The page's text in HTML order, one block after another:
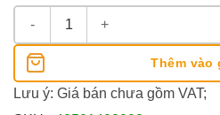
Tapo C510W 360°, Kháng Nước
Thêm vào
Lưu ý: Giá bán chưa gồm VAT;